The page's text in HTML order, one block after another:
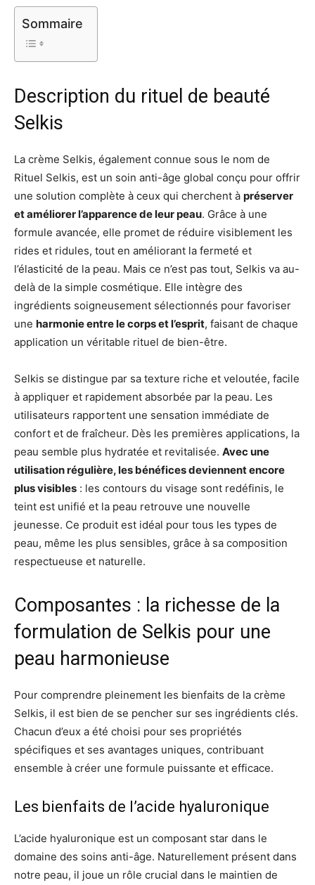
Sommaire
Description du rituel de beauté
Selkis
La crème Selkis, également connue sous le nom de
Rituel Selkis, est un soin anti-âge global conçu pour offrir
une solution complète à ceux qui cherchent à préserver
et améliorer l’apparence de leur peau. Grâce à une
formule avancée, elle promet de réduire visiblement les
rides et ridules, tout en améliorant la fermeté et
l’élasticité de la peau. Mais ce n’est pas tout, Selkis va au-
delà de la simple cosmétique. Elle intègre des
ingrédients soigneusement sélectionnés pour favoriser
une harmonie entre le corps et l’esprit, faisant de chaque
application un véritable rituel de bien-être.
Selkis se distingue par sa texture riche et veloutée, facile
à appliquer et rapidement absorbée par la peau. Les
utilisateurs rapportent une sensation immédiate de
confort et de fraîcheur. Dès les premières applications, la
peau semble plus hydratée et revitalisée. Avec une
utilisation régulière, les bénéfices deviennent encore
plus visibles : les contours du visage sont redéfinis, le
teint est unifié et la peau retrouve une nouvelle
jeunesse. Ce produit est idéal pour tous les types de
peau, même les plus sensibles, grâce à sa composition
respectueuse et naturelle.
Composantes : la richesse de la
formulation de Selkis pour une
peau harmonieuse
Pour comprendre pleinement les bienfaits de la crème
Selkis, il est bien de se pencher sur ses ingrédients clés.
Chacun d’eux a été choisi pour ses propriétés
spécifiques et ses avantages uniques, contribuant
ensemble à créer une formule puissante et efficace.
Les bienfaits de l’acide hyaluronique
L’acide hyaluronique est un composant star dans le
domaine des soins anti-âge. Naturellement présent dans
notre peau, il joue un rôle crucial dans le maintien de